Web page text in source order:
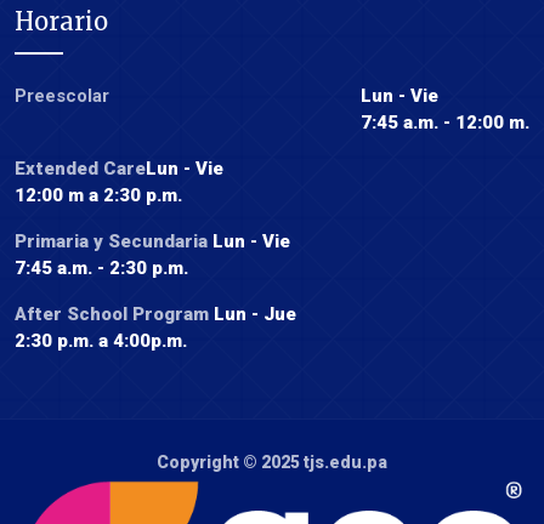
Horario
Preescolar
Lun - Vie
7:45 a.m. - 12:00 m.
Extended CareLun - Vie
12:00 m a 2:30 p.m.
Primaria y Secundaria Lun - Vie
7:45 a.m. - 2:30 p.m.
After School Program Lun - Jue
2:30 p.m. a 4:00p.m.
Copyright © 2025tjs.edu.pa